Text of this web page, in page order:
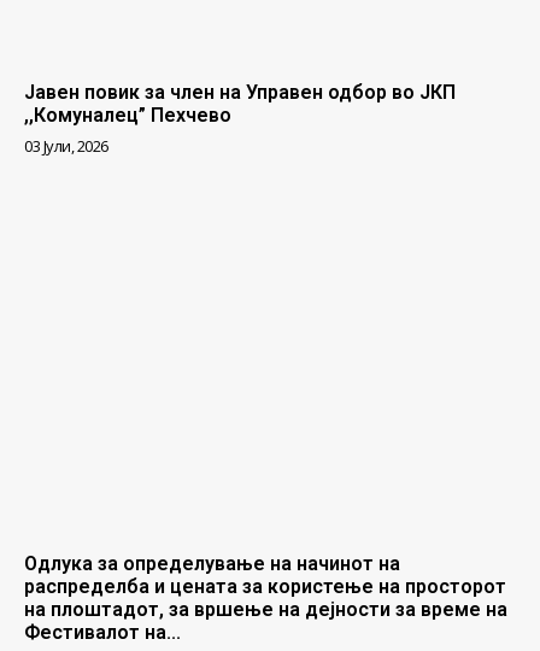
Јавен повик за член на Управен одбор во ЈКП
,,Комуналец” Пехчево
03 Јули, 2026
Одлука за определување на начинот на
распределба и цената за користење на просторот
на плоштадот, за вршење на дејности за време на
Фестивалот на...